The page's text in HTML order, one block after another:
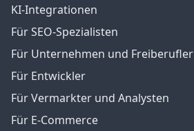
KI-Integrationen
Für SEO-Spezialisten
Für Unternehmen und Freiberufler
Für Entwickler
Für Vermarkter und Analysten
Für E-Commerce